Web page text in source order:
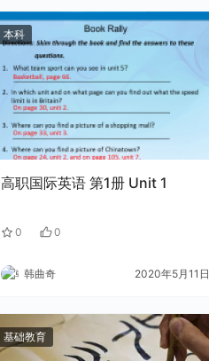
本科
高职国际英语 第1册 Unit 1
0 0
韩曲奇 2020年5月11日
基础教育